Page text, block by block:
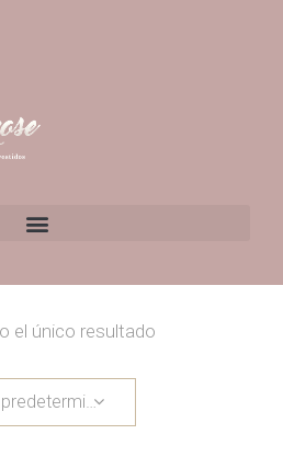
el único resultado
Orden predeterminado